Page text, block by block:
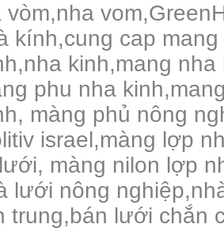
vòm,nha
kính,cung cap
kinh,mang
phu nha
màng phủ nông
israel,màng lợp
màng nilon lợp
lưới nông
trung,bán lưới chắn